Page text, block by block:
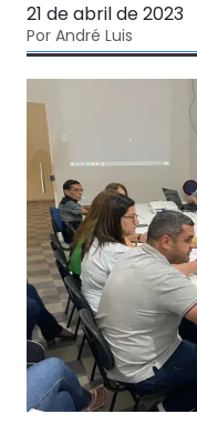
21 de abril de 2023
Por André Luis